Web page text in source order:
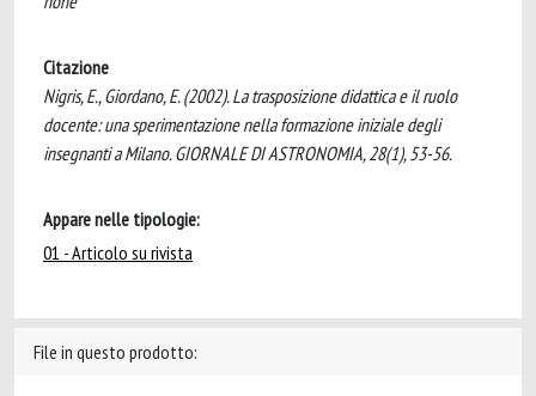
Citazione
Nigris, E., Giordano, E. (2002). La trasposizione didattica e il ruolo
docente: una sperimentazione nella formazione iniziale degli
insegnanti a Milano. GIORNALE DI ASTRONOMIA, 28(1), 53-56.
Appare nelle tipologie:
01 - Articolo su rivista
File in questo prodotto: